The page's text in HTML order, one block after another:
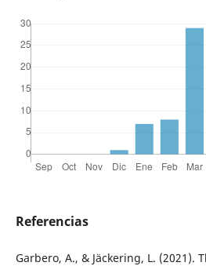
Referencias
Garbero, A., & Jäckering, L. (2021).